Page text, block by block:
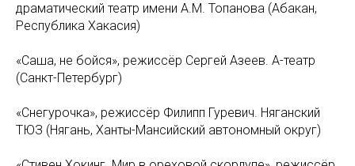
драматический театр имени А.М. Топанова (Абакан,
Республика Хакасия)
«Саша, не бойся», режиссёр Сергей Азеев. А-театр
(Санкт-Петербург)
«Снегурочка», режиссёр Филипп Гуревич. Няганский
ТЮЗ (Нягань, Ханты-Мансийский автономный округ)